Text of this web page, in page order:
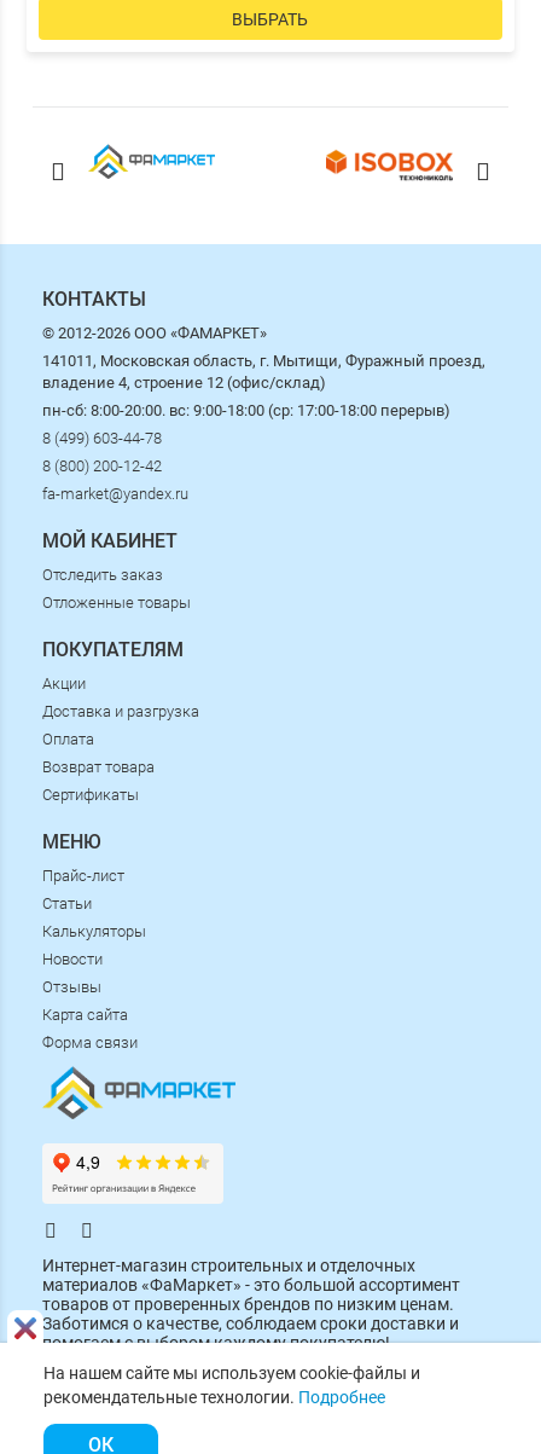
ВЫБРАТЬ
На нашем сайте мы используем cookie-файлы и
рекомендательные технологии. Подробнее
ОК
КОНТАКТЫ
© 2012-2026 ООО «ФАМАРКЕТ»
141011, Московская область, г. Мытищи, Фуражный проезд,
владение 4, строение 12 (офис/склад)
пн-сб: 8:00-20:00. вс: 9:00-18:00 (ср: 17:00-18:00 перерыв)
8 (499) 603-44-78
8 (800) 200-12-42
fa-market@yandex.ru
МОЙ КАБИНЕТ
Отследить заказ
Отложенные товары
ПОКУПАТЕЛЯМ
Акции
Доставка и разгрузка
Оплата
Возврат товара
Сертификаты
МЕНЮ
Прайс-лист
Статьи
Калькуляторы
Новости
Отзывы
Карта сайта
Форма связи
Интернет-магазин строительных и отделочных
материалов «ФаМаркет» - это большой ассортимент
товаров от проверенных брендов по низким ценам.
Заботимся о качестве, соблюдаем сроки доставки и
помогаем с выбором каждому покупателю!